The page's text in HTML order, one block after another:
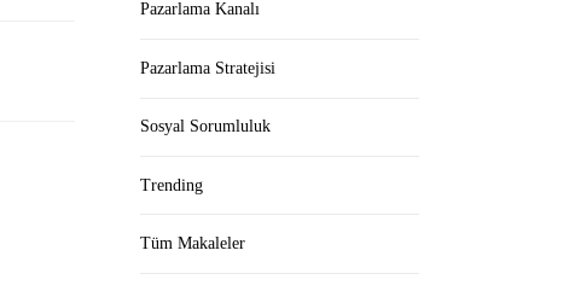
Pazarlama Kanalı
Pazarlama Stratejisi
Sosyal Sorumluluk
Trending
Tüm Makaleler